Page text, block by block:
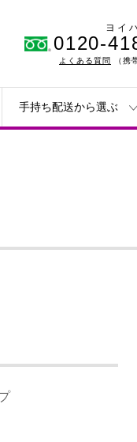
ヨイ
0120-
よくある質問 （携
手持ち配送から選ぶ